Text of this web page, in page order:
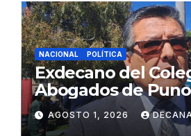
NACIONAL POLÍTICA
Exdecano del
Abogados de
propuestas sobre
ciudadana
AGOSTO 1, 2026